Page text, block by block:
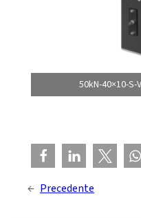
50kN-40×10-
← Precedente